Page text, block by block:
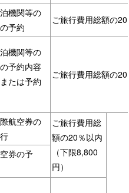
機関等の
予約
ご旅行費用総額の
機関等の
予約内容
たは予約
ご旅行費用総額の
航空券の
ご旅行費用総
額の20％以内
（下限8,800
円）
券の予